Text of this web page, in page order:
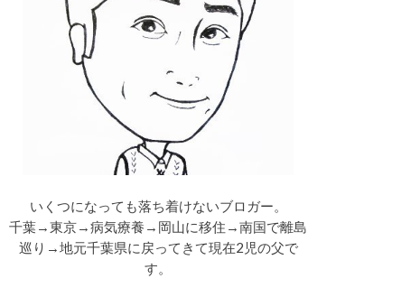
いくつになっても落ち着けないブロガー。
千葉→東京→病気療養→岡山に移住→南国で離島
巡り→地元千葉県に戻ってきて現在2児の父で
す。